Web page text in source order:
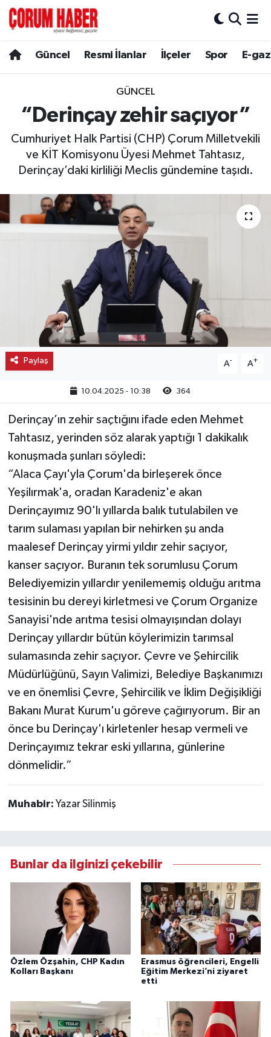
Güncel Resmi İlanlar İlçeler Spor E-
GÜNCEL
“Derinçay zehir saçıyor”
Cumhuriyet Halk Partisi (CHP) Çorum Milletvekili
ve KİT Komisyonu Üyesi Mehmet Tahtasız,
Derinçay’daki kirliliği Meclis gündemine taşıdı.
Paylaş A- A+
10.04.2025 - 10:38 364
Derinçay’ın zehir saçtığını ifade eden Mehmet
Tahtasız, yerinden söz alarak yaptığı 1 dakikalık
konuşmada şunları söyledi:
“Alaca Çayı'yla Çorum'da birleşerek önce
Yeşilırmak'a, oradan Karadeniz'e akan
Derinçayımız 90'lı yıllarda balık tutulabilen ve
tarım sulaması yapılan bir nehirken şu anda
maalesef Derinçay yirmi yıldır zehir saçıyor,
kanser saçıyor. Buranın tek sorumlusu Çorum
Belediyemizin yıllardır yenilememiş olduğu arıtma
tesisinin bu dereyi kirletmesi ve Çorum Organize
Sanayisi'nde arıtma tesisi olmayışından dolayı
Derinçay yıllardır bütün köylerimizin tarımsal
sulamasında zehir saçıyor. Çevre ve Şehircilik
Müdürlüğünü, Sayın Valimizi, Belediye Başkanımızı
ve en önemlisi Çevre, Şehircilik ve İklim Değişikliği
Bakanı Murat Kurum'u göreve çağırıyorum. Bir an
önce bu Derinçay'ı kirletenler hesap vermeli ve
Derinçayımız tekrar eski yıllarına, günlerine
dönmelidir.”
Muhabir: Yazar Silinmiş
Bunlar da ilginizi çekebilir
Özlem Özşahin, CHP Kadın
Kolları Başkanı
Erasmus öğrencileri, Engelli
Eğitim Merkezi’ni ziyaret
etti
Spor
Resmi İlanlar
Alaca
Bayat
Boğazkale
Laçin
Mecitözü
Oğuzlar
Ortaköy
Sungurlu
Uğurludağ
Sağlık
Hava Durumu
Çorum Namaz Vakitleri
Trafik Durumu
Süper Lig Puan Durumu ve Fikstür
Tüm Manşetler
Son Dakika Haberleri
Haber Arşivi